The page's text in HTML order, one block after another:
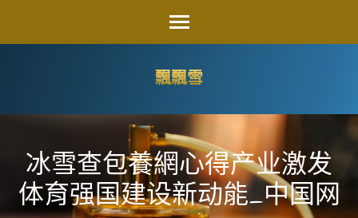
飄飄雪
冰雪查包養網心得产业激发
体育强国建设新动能_中国网